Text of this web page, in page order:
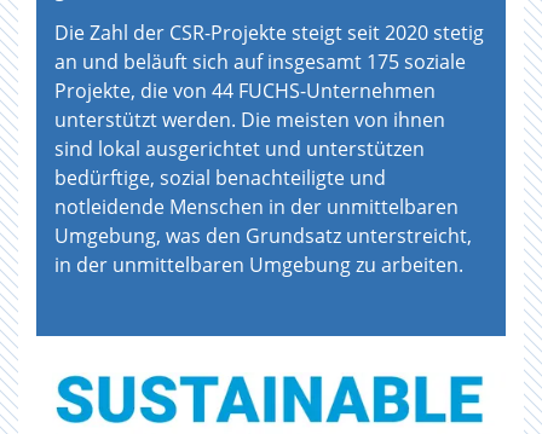
Die Zahl der CSR-Projekte steigt seit 2020 stetig
an und beläuft sich auf insgesamt 175 soziale
Projekte, die von 44 FUCHS-Unternehmen
unterstützt werden. Die meisten von ihnen
sind lokal ausgerichtet und unterstützen
bedürftige, sozial benachteiligte und
notleidende Menschen in der unmittelbaren
Umgebung, was den Grundsatz unterstreicht,
in der unmittelbaren Umgebung zu arbeiten.